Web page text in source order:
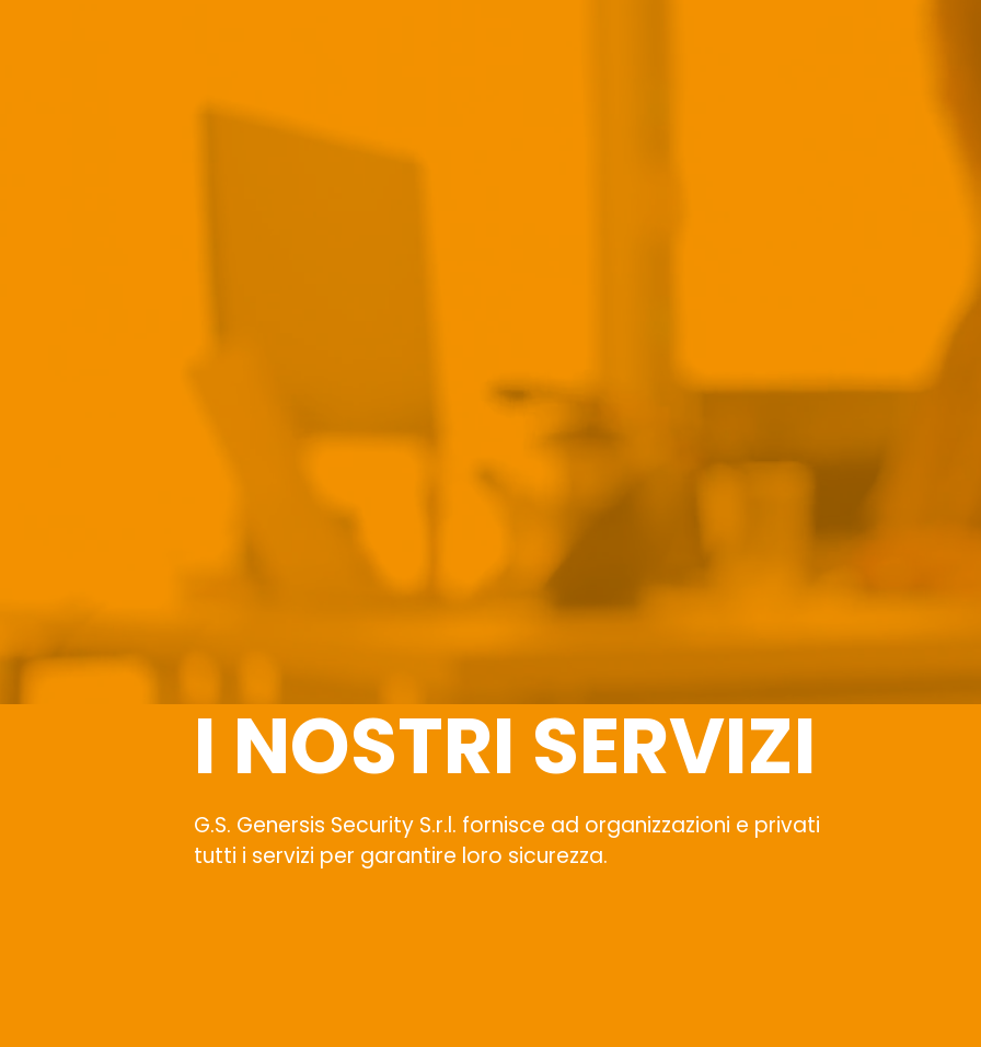
I NOSTRI SERVIZI
G.S. Genersis Security S.r.l. fornisce ad organizzazioni e privati
tutti i servizi per garantire loro sicurezza.